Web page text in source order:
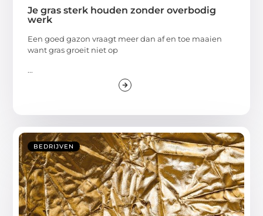
Je gras sterk houden zonder overbodig
werk
Een goed gazon vraagt meer dan af en toe maaien
want gras groeit niet op
...
BEDRIJVEN